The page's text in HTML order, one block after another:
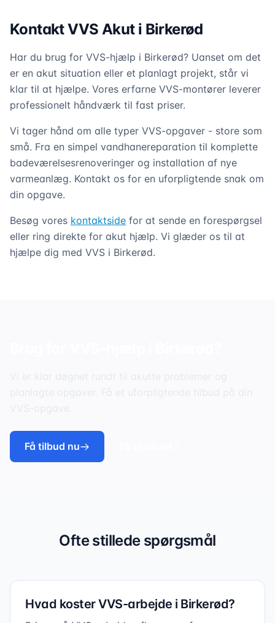
Kontakt VVS Akut i Birkerød
Har du brug for VVS-hjælp i Birkerød? Uanset om det
er en akut situation eller et planlagt projekt, står vi
klar til at hjælpe. Vores erfarne VVS-montører leverer
professionelt håndværk til fast priser.
Vi tager hånd om alle typer VVS-opgaver - store som
små. Fra en simpel vandhanereparation til komplette
badeværelsesrenoveringer og installation af nye
varmeanlæg. Kontakt os for en uforpligtende snak om
din opgave.
Besøg vores kontaktside for at sende en forespørgsel
eller ring direkte for akut hjælp. Vi glæder os til at
hjælpe dig med VVS i Birkerød.
Vi er klar døgnet rundt til akutte problemer og
planlagte opgaver. Få et uforpligtende tilbud på din
VVS-opgave.
Få tilbud nu
Ofte stillede spørgsmål
Hvad koster VVS-arbejde i Birkerød?